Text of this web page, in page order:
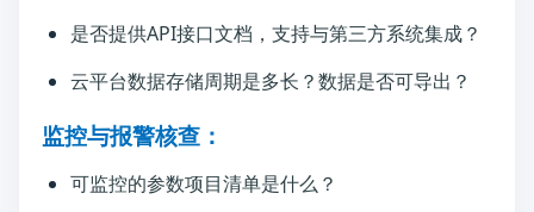
是否提供API接口文档，支持与第三方系统集成？
云平台数据存储周期是多长？数据是否可导出？
监控与报警核查：
可监控的参数项目清单是什么？